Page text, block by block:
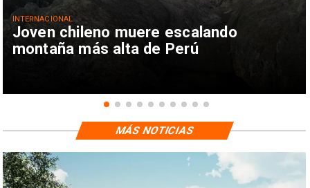
Joven chileno muere escalando
montaña más alta de Perú
INTERNACIONAL
MÁS NOTICIAS